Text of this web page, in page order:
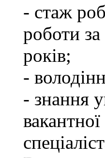
- стаж
роботи
років;
-
- знання